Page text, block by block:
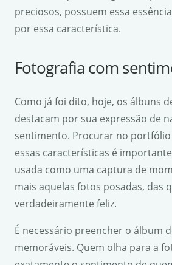
preciosos, possuem essa
por essa característica.
Fotografia com
Como já foi dito, hoje, os álbuns
destacam por sua expressão de
sentimento. Procurar no
essas características é
usada como uma captura de
mais aquelas fotos posadas, das
verdadeiramente feliz.
É necessário preencher o álbum
memoráveis. Quem olha para a